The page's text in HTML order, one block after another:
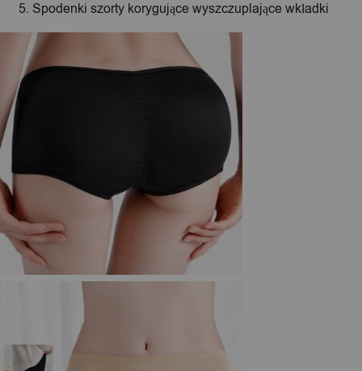
Spodenki szorty korygujące wyszczuplające wkładki